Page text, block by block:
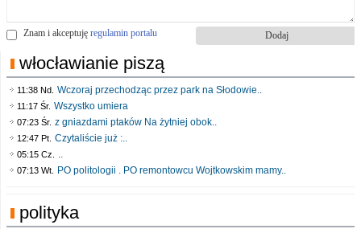
Znam i akceptuję regulamin portalu
włocławianie piszą
11:38 Nd. Wczoraj przechodząc przez park na Słodowie..
11:17 Śr. Wszystko umiera
07:23 Śr. z gniazdami ptaków Na żytniej obok..
12:47 Pt. Czytaliście już :..
05:15 Cz. ..
07:13 Wt. PO politologii . PO remontowcu Wojtkowskim mamy..
polityka